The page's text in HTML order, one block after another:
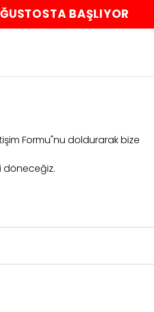
BAŞLIYOR
Formu"nu doldurarak bize
döneceğiz.